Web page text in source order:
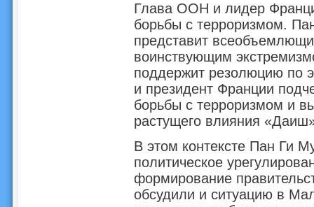
Глава ООН и лидер
борьбы с терроризмом.
представит
воинствующим
поддержит резолюцию по
и президент Франции
борьбы с терроризмом и
растущего влияния
В этом контексте Пан Ги
политическое
формирование
обсудили и ситуацию в